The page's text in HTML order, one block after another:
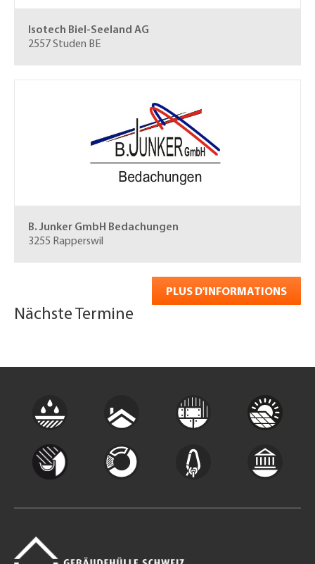
Isotech Biel-Seeland AG
2557 Studen BE
B. Junker GmbH Bedachungen
3255 Rapperswil
PLUS D'INFORMATIONS
Nächste Termine